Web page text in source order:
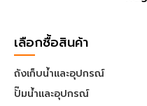
เลือกซื้อสินค้า
ถังเก็บน้ำและอุปกรณ์
ปั๊มน้ำและอุปกรณ์